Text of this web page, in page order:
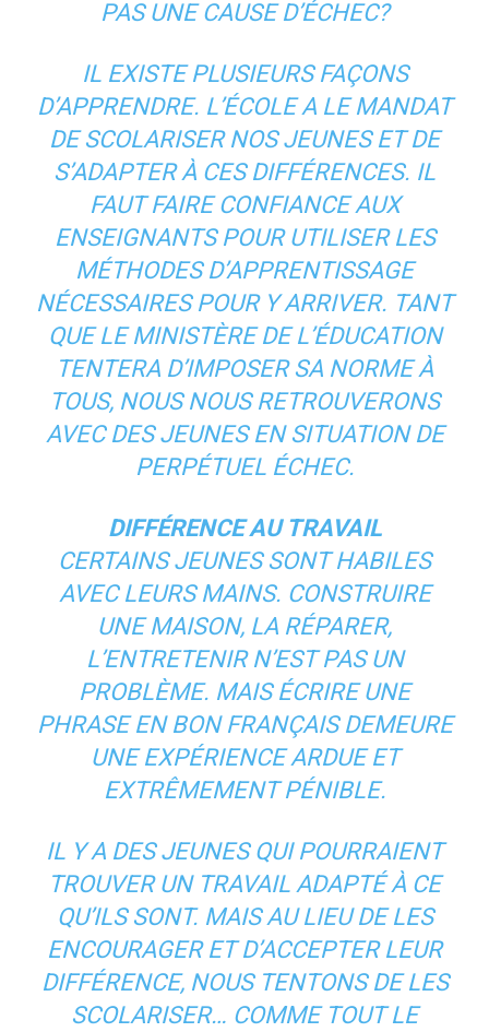
PAS UNE CAUSE D’ÉCHEC?
IL EXISTE PLUSIEURS FAÇONS
D’APPRENDRE. L’ÉCOLE A LE MANDAT
DE SCOLARISER NOS JEUNES ET DE
S’ADAPTER À CES DIFFÉRENCES. IL
FAUT FAIRE CONFIANCE AUX
ENSEIGNANTS POUR UTILISER LES
MÉTHODES D’APPRENTISSAGE
NÉCESSAIRES POUR Y ARRIVER. TANT
QUE LE MINISTÈRE DE L’ÉDUCATION
TENTERA D’IMPOSER SA NORME À
TOUS, NOUS NOUS RETROUVERONS
AVEC DES JEUNES EN SITUATION DE
PERPÉTUEL ÉCHEC.
DIFFÉRENCE AU TRAVAIL
CERTAINS JEUNES SONT HABILES
AVEC LEURS MAINS. CONSTRUIRE
UNE MAISON, LA RÉPARER,
L’ENTRETENIR N’EST PAS UN
PROBLÈME. MAIS ÉCRIRE UNE
PHRASE EN BON FRANÇAIS DEMEURE
UNE EXPÉRIENCE ARDUE ET
EXTRÊMEMENT PÉNIBLE.
IL Y A DES JEUNES QUI POURRAIENT
TROUVER UN TRAVAIL ADAPTÉ À CE
QU’ILS SONT. MAIS AU LIEU DE LES
ENCOURAGER ET D’ACCEPTER LEUR
DIFFÉRENCE, NOUS TENTONS DE LES
SCOLARISER… COMME TOUT LE